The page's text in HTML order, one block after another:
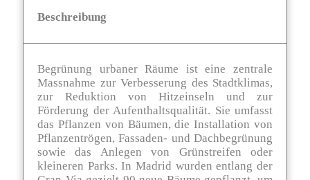
Beschreibung
Begrünung urbaner Räume ist eine zentrale
Massnahme zur Verbesserung des Stadtklimas,
zur Reduktion von Hitzeinseln und zur
Förderung der Aufenthaltsqualität. Sie umfasst
das Pflanzen von Bäumen, die Installation von
Pflanzentrögen, Fassaden- und Dachbegrünung
sowie das Anlegen von Grünstreifen oder
kleineren Parks. In Madrid wurden entlang der